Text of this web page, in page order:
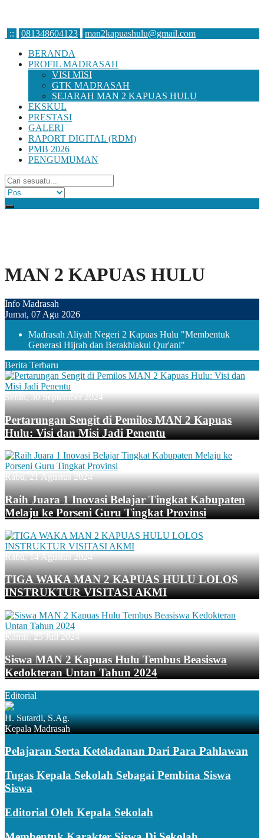
:: 081348604123
man2kapuashulu@gmail.com
BERANDA
PROFIL MADRASAH
VISI MISI
GTK MADRASAH
SEJARAH MAN 2 KAPUAS HULU
EKSKUL
PRESTASI
GALERI
RAPORT DIGITAL (RDM)
PMB 2026
PENGUMUMAN
MAN 2 KAPUAS HULU
Info Madrasah
Jumat, 07 Agu 2026
Madrasah Aliyah Negeri 2 Kapuas Hulu "Membentuk
Generasi Hijrah dan Berakhlakul Qur'ani"
Berita Terbaru
Senin, 30 September 2024
Pertarungan Sengit di Pemilos MAN 2 Kapuas
Hulu: Visi dan Misi Jadi Penentu
Rabu, 21 Agustus 2024
Raih Juara 1 Inovasi Belajar Tingkat Kabupaten
Melaju ke Porseni Guru Tingkat Provinsi
Rabu, 14 Agustus 2024
TIGA WAKA MAN 2 KAPUAS HULU LOLOS
INSTRUKTUR VISITASI AKMI
Kamis, 25 Juli 2024
Siswa MAN 2 Kapuas Hulu Tembus Beasiswa
Kedokteran Untan Tahun 2024
Editorial
H. Sutardi, S.Ag.
Kepala Madrasah
Pelajaran Serta Keteladanan Dari Para Pahlawan
Tugas Kepala Sekolah Sebagai Pembina Siswa
Siswa
Editorial Oleh Kepala Sekolah